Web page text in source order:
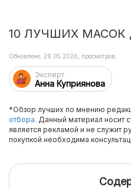
10 ЛУЧШИХ МАСОК
Эксперт
Анна Куприянова
Обновлено: 26.05.2026, просмотров:
*Обзор лучших по мнению
отбора. Данный материал носит
является рекламой и не служит
покупкой необходима